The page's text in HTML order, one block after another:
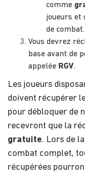
comme
joueurs et
de combat.
Vous devrez
base avant de
appelée RGV.
Les joueurs
doivent récupérer
pour débloquer de
recevront que la
gratuite. Lors de
combat complet,
récupérées